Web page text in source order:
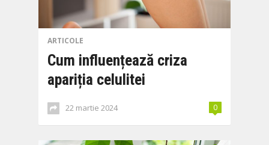
ARTICOLE
Cum influențează criza
apariția celulitei
22 martie 2024 0